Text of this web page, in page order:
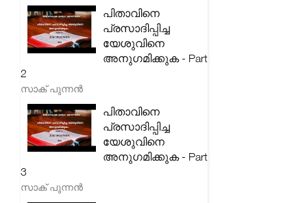
പിതാവിനെ
പ്രസാദിപ്പിച്ച
യേശുവിനെ
അനുഗമിക്കുക - Part
2
സാക് പുന്നൻ
പിതാവിനെ
പ്രസാദിപ്പിച്ച
യേശുവിനെ
അനുഗമിക്കുക - Part
3
സാക് പുന്നൻ